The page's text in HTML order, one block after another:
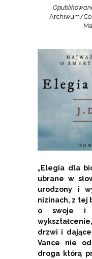
Archiwum/
„Elegia dla
ubrane w
urodzony i
nizinach, z tej
o swoje i
drzwi i
Vance nie
droga którą